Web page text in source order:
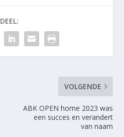
DEEL:
VOLGENDE
ABK OPEN home 2023 was
een succes en verandert
van naam